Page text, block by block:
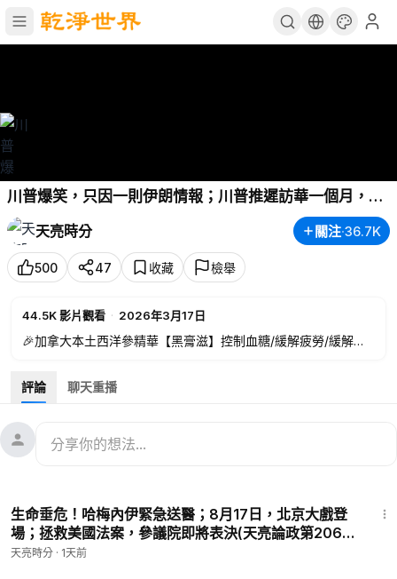
川普爆笑，只因一則伊朗情報；川普推遲訪華一個月，多
國拒絕霍爾木茲海峽護航；習近平暴怒，三頂尖軍工科學
家失蹤(天亮論政第1925集 20260316)
天亮時分 關注·36.7K
500 47 收藏 檢舉
44.5K影片觀看 · 2026年3月17日
🎉加拿大本土西洋參精華【黑膏滋】控制血糖/緩解疲勞/緩解精
🎁輸入優惠碼：【TLTime】，結帳立享85折優惠！折扣適用產
品👇
🔥 【預售中】100g 便攜裝（2瓶組合）👉
wDj
購物相關疑問請諮詢：📪客服郵箱：info@gpharma.ca☎️免費
電話：1-800-368-8878
客服電話：6479496677（美東時間 週一至週五 10AM-5PM）
評論 聊天重播
生命垂危！哈梅內伊緊急送醫；8月17日，北京大戲登
場；拯救美國法案，參議院即將表決(天亮論政第2066
集 20260807)
天亮時分 · 1天前